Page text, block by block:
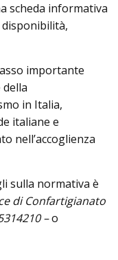
scheda informativa
importante
in Italia,
italiane e
nell’accoglienza
sulla normativa è
di Confartigianato
–o